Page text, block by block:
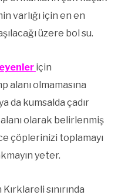
varlığı için en en
üzere bol su.
için
alanı olmamasına
da kumsalda çadır
olarak belirlenmiş
çöplerinizi toplamayı
yeter.
sınırında